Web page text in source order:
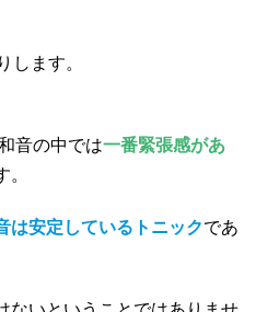
します。
音の中では一番緊張感があ
。
は安定しているトニックであ